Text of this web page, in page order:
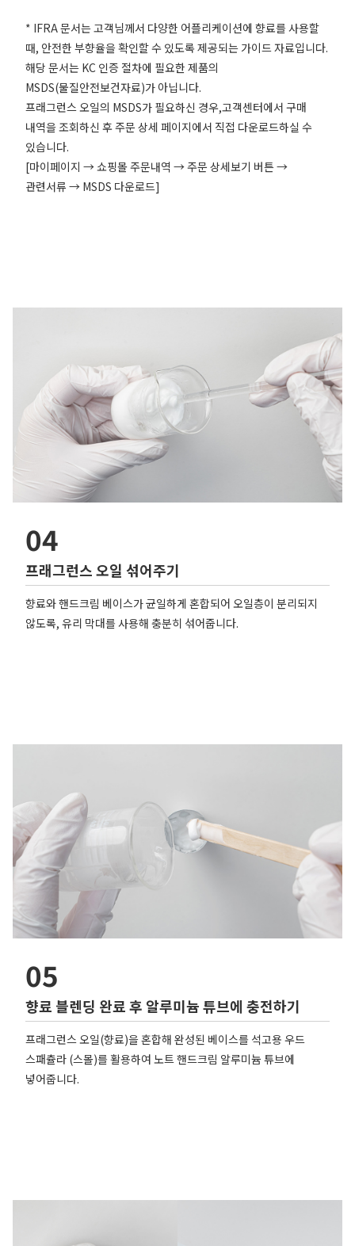
* IFRA 문서는 고객님께서 다양한 어플리케이션에 향료를 사용할
때, 안전한 부향율을 확인할 수 있도록 제공되는 가이드 자료입니다.
해당 문서는 KC 인증 절차에 필요한 제품의
MSDS(물질안전보건자료)가 아닙니다.
프래그런스 오일의 MSDS가 필요하신 경우,고객센터에서 구매
내역을 조회하신 후 주문 상세 페이지에서 직접 다운로드하실 수
있습니다.
[마이페이지 → 쇼핑몰 주문내역 → 주문 상세보기 버튼 →
관련서류 → MSDS 다운로드]
04
프래그런스 오일 섞어주기
향료와 핸드크림 베이스가 균일하게 혼합되어 오일층이 분리되지
않도록, 유리 막대를 사용해 충분히 섞어줍니다.
05
향료 블렌딩 완료 후 알루미늄 튜브에 충전하기
프래그런스 오일(향료)을 혼합해 완성된 베이스를 석고용 우드
스패츌라 (스몰)를 활용하여 노트 핸드크림 알루미늄 튜브에
넣어줍니다.